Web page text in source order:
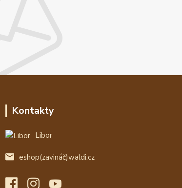
Kontakty
Libor
eshop(zavináč)waldi.cz